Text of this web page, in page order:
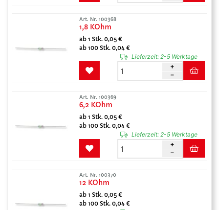
Art. Nr. 100368
1,8 KOhm
ab 1 Stk. 0,05 €
ab 100 Stk. 0,04 €
Lieferzeit:2-5 Werktage
Art. Nr. 100369
6,2 KOhm
ab 1 Stk. 0,05 €
ab 100 Stk. 0,04 €
Lieferzeit:2-5 Werktage
Art. Nr. 100370
12 KOhm
ab 1 Stk. 0,05 €
ab 100 Stk. 0,04 €